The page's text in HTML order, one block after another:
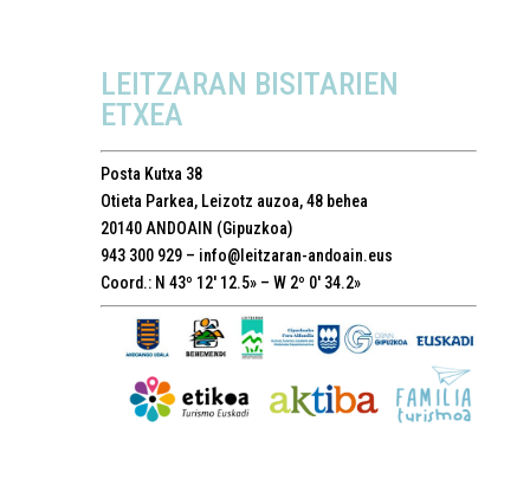
LEITZARAN BISITARIEN
ETXEA
Posta Kutxa 38
Otieta Parkea, Leizotz auzoa, 48 behea
20140 ANDOAIN (Gipuzkoa)
943 300 929 – info@leitzaran-andoain.eus
Coord.: N 43º 12′ 12.5» – W 2º 0′ 34.2»